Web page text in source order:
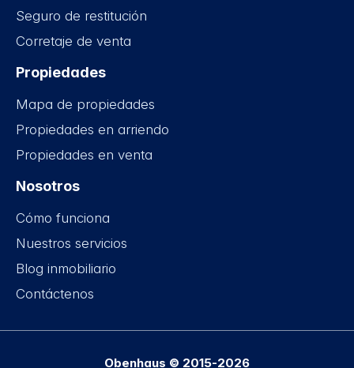
Seguro de restitución
Corretaje de venta
Propiedades
Mapa de propiedades
Propiedades en arriendo
Propiedades en venta
Nosotros
Cómo funciona
Nuestros servicios
Blog inmobiliario
Contáctenos
Obenhaus © 2015-2026